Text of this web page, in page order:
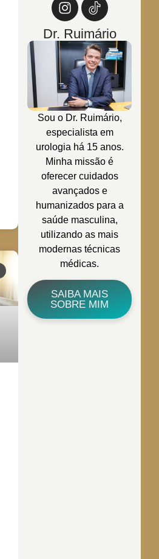
Dr. Ruimário
Sou o Dr. Ruimário,
especialista em
urologia há 15 anos.
Minha missão é
oferecer cuidados
avançados e
humanizados para a
saúde masculina,
utilizando as mais
modernas técnicas
médicas.
SAIBA MAIS
SOBRE MIM